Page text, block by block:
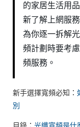
的家居生活用
新了解上網服
為你逐一拆解
頻計劃時要考
頻服務。
新手選擇寬頻必知：
別